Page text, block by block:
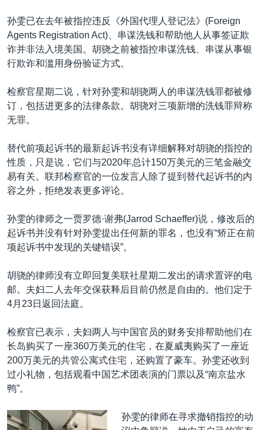
孙雯已在去年被指控违反《外国代理人登记法》(Foreign
Agents Registration Act)、串谋洗钱和帮助他人从事签证欺
诈并非法入境美国。胡骁之前被指控串谋洗钱、串谋从事银
行欺诈和滥用身份验证方式。
检察官星期二说，针对孙雯和胡骁两人的串谋洗钱罪都被修
订，包括进更多的法律条款。胡骁对三项新增的洗钱罪辩称
无罪。
替代前项起诉书的最新起诉书没有详细解释对胡骁的指控的
性质，只是说，它们与2020年总计150万美元的三笔金融交
易有关。联邦检察官的一位发言人除了提到替代起诉书的内
容之外，拒绝发表更多评论。
孙雯的律师之一贾罗德·谢弗(Jarrod Schaeffer)说，修改后的
起诉书并没有针对孙雯提出任何新的罪名，也没有“矫正在前
项起诉书中发现的关键错误”。
胡骁的律师没有立即回复美联社星期二发出的请求置评的电
邮。夫妇二人去年交保获释后目前仍然是自由的。他们定于
4月23日返回法庭。
检察官已表示，夫妇两人与中国官员的财务安排帮助他们在
长岛购买了一座360万美元的住宅，在夏威夷购买了一座近
200万美元的共管公寓式住宅，还购置了豪车。孙雯还收到
过小礼物，包括观看中国艺术团表演的门票以及“南京盐水
鸭”。
孙雯的律师在寻求撤销指控的动